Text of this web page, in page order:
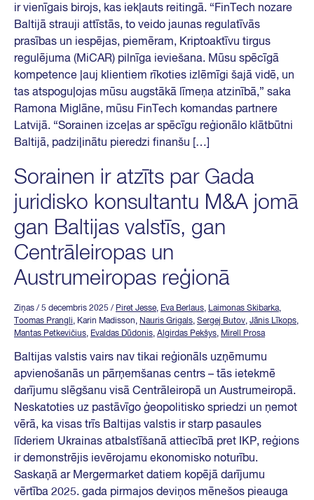
ir vienīgais birojs, kas iekļauts reitingā. “FinTech nozare
Baltijā strauji attīstās, to veido jaunas regulatīvās
prasības un iespējas, piemēram, Kriptoaktīvu tirgus
regulējuma (MiCAR) pilnīga ieviešana. Mūsu spēcīgā
kompetence ļauj klientiem rīkoties izlēmīgi šajā vidē, un
tas atspoguļojas mūsu augstākā līmeņa atzinībā,” saka
Ramona Miglāne, mūsu FinTech komandas partnere
Latvijā. “Sorainen izceļas ar spēcīgu reģionālo klātbūtni
Baltijā, padziļinātu pieredzi finanšu […]
Sorainen ir atzīts par Gada
juridisko konsultantu M&A jomā
gan Baltijas valstīs, gan
Centrāleiropas un
Austrumeiropas reģionā
Ziņas / 5 decembris 2025 / Piret Jesse, Eva Berlaus, Laimonas Skibarka,
Toomas Prangli, Karin Madisson, Nauris Grigals, Sergej Butov, Jānis Līkops,
Mantas Petkevičius, Evaldas Dūdonis, Algirdas Pekšys, Mirell Prosa
Baltijas valstis vairs nav tikai reģionāls uzņēmumu
apvienošanās un pārņemšanas centrs – tās ietekmē
darījumu slēgšanu visā Centrāleiropā un Austrumeiropā.
Neskatoties uz pastāvīgo ģeopolitisko spriedzi un ņemot
vērā, ka visas trīs Baltijas valstis ir starp pasaules
līderiem Ukrainas atbalstīšanā attiecībā pret IKP, reģions
ir demonstrējis ievērojamu ekonomisko noturību.
Saskaņā ar Mergermarket datiem kopējā darījumu
vērtība 2025. gada pirmajos deviņos mēnešos pieauga